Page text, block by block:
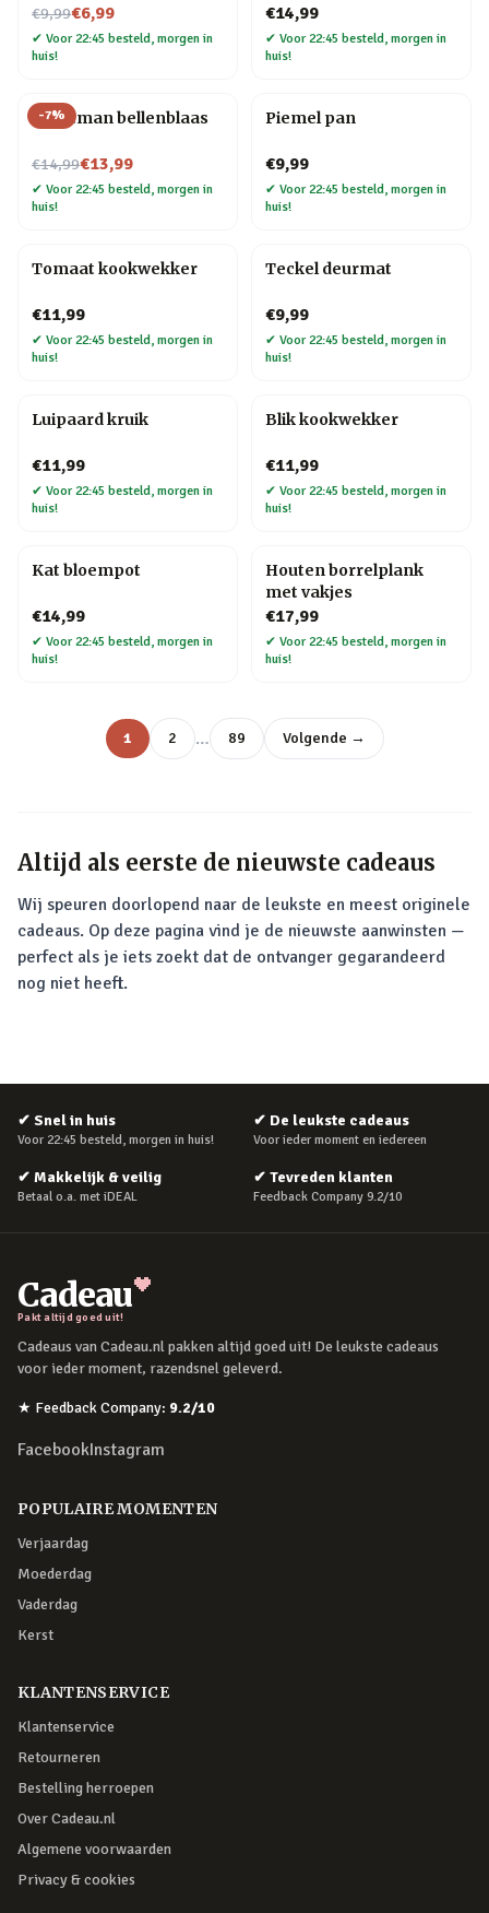
€9,99
Nu voor€6,99
✔ Voor 22:45 besteld, morgen in
huis!
€14,99
✔ Voor 22:45 besteld, morgen in
huis!
-7%
Kerstman bellenblaas
€14,99
Nu voor€13,99
✔ Voor 22:45 besteld, morgen in
huis!
Piemel pan
€9,99
✔ Voor 22:45 besteld, morgen in
huis!
Tomaat kookwekker
€11,99
✔ Voor 22:45 besteld, morgen in
huis!
Teckel deurmat
€9,99
✔ Voor 22:45 besteld, morgen in
huis!
Luipaard kruik
€11,99
✔ Voor 22:45 besteld, morgen in
huis!
Blik kookwekker
€11,99
✔ Voor 22:45 besteld, morgen in
huis!
Kat bloempot
€14,99
✔ Voor 22:45 besteld, morgen in
huis!
Houten borrelplank
met vakjes
€17,99
✔ Voor 22:45 besteld, morgen in
huis!
1 2 … 89 Volgende →
Altijd als eerste de nieuwste cadeaus
Wij speuren doorlopend naar de leukste en meest originele
cadeaus. Op deze pagina vind je de nieuwste aanwinsten —
perfect als je iets zoekt dat de ontvanger gegarandeerd
nog niet heeft.
✔ Snel in huis
Voor 22:45 besteld, morgen in huis!
✔ De leukste cadeaus
Voor ieder moment en iedereen
✔ Makkelijk & veilig
Betaal o.a. met iDEAL
✔ Tevreden klanten
Feedback Company 9.2/10
Cadeau
Pakt altijd goed uit!
Cadeaus van Cadeau.nl pakken altijd goed uit! De leukste cadeaus
voor ieder moment, razendsnel geleverd.
★ Feedback Company: 9.2/10
FacebookInstagram
POPULAIRE MOMENTEN
Verjaardag
Moederdag
Vaderdag
Kerst
KLANTENSERVICE
Klantenservice
Retourneren
Bestelling herroepen
Over Cadeau.nl
Algemene voorwaarden
Privacy & cookies